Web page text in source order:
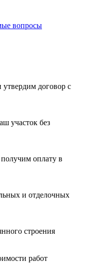
вопросы
утвердим договор с
участок без
оплату в
и отделочных
строения
работ